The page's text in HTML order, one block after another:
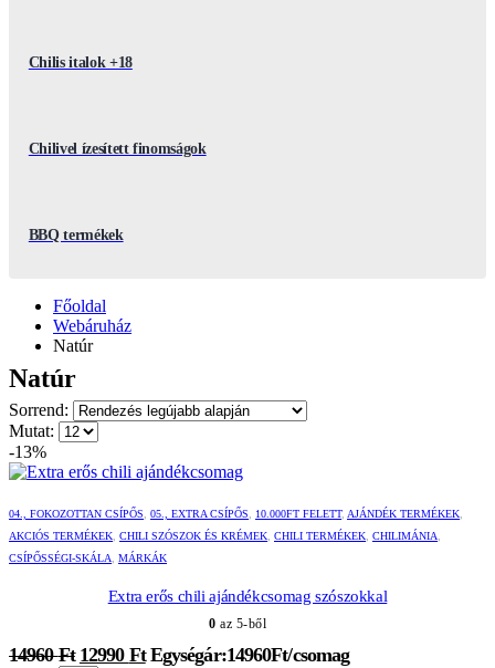
Chilis italok +18
Chilivel ízesített finomságok
BBQ termékek
Főoldal
Webáruház
Natúr
Natúr
Sorrend:
Mutat:
-13%
a
terméknek
több
variációja
a
a
terméknek
több
variációja
a
04., FOKOZOTTAN CSÍPŐS 05., EXTRA CSÍPŐS 10.000FT FELETT, AJÁNDÉK TERMÉKEK
AKCIÓS TERMÉKEK CHILI SZÓSZOK ÉS KRÉMEK CHILI TERMÉKEK CHILIMÁNIA
CSÍPŐSSÉGI-SKÁLA
MÁRKÁK
Extra erős chili ajándékcsomag szószokkal
0 az 5-ből
14960Ft Original
12990 FtCurrent
Egységár:14960Ft/csomag